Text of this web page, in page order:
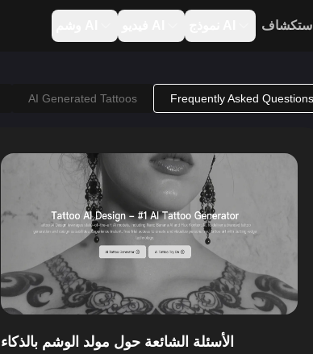
استكشاف
AI Generated Tattoos Frequently Asked Questions
الأسئلة الشائعة حول مولد الوشم بالذكاء